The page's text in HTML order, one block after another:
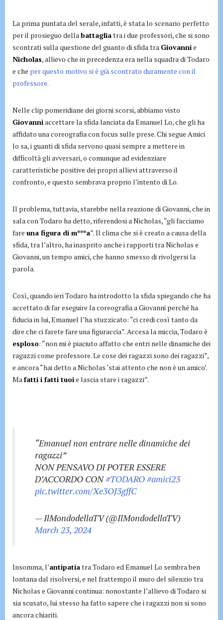
La prima puntata del serale, infatti, è stata lo scenario perfetto
per il prosieguo della battagliatra i due professori, che si sono
scontrati sulla questione del guanto di sfida tra Giovannie
Nicholas, allievo che in precedenza era nella squadra di Todaro
e che per questo motivo si è già scontrato duramente con il
professore.
Nelle clip pomeridiane dei giorni scorsi, abbiamo visto
Giovanniaccettare la sfida lanciata da Emanuel Lo, che gli ha
affidato una coreografia con focus sulle prese. Chi segue Amici
lo sa, i guanti di sfida servono quasi sempre a mettere in
difficoltà gli avversari, o comunque ad evidenziare
caratteristiche positive dei propri allievi attraverso il
confronto, e questo sembrava proprio l’intento di Lo.
Il problema, tuttavia, starebbe nella reazione di Giovanni, che in
sala con Todaro ha detto, riferendosi a Nicholas, “gli facciamo
fare una figura di m***a”. Il clima che si è creato a causa della
sfida, tra l’altro, ha inasprito anche i rapporti tra Nicholas e
Giovanni, un tempo amici, che hanno smesso di rivolgersi la
parola.
Così, quando ieri Todaro ha introdotto la sfida spiegando che ha
accettato di far eseguire la coreografia a Giovanni perché ha
fiducia in lui, Emanuel l’ha stuzzicato: “ci credi così tanto da
dire che ci farete fare una figuraccia”. Accesa la miccia, Todaro è
esploso: “non mi è piaciuto affatto che entri nelle dinamiche dei
ragazzi come professore. Le cose dei ragazzi sono dei ragazzi”,
e ancora “hai detto a Nicholas ‘stai attento che non è un amico’.
Ma fatti i fatti tuoie lascia stare i ragazzi”.
“Emanuel non entrare nelle dinamiche dei
ragazzi”
NON PENSAVO DI POTER ESSERE
D’ACCORDO CON#TODARO#amici23
pic.twitter.com/Xe3OJ3gffC
— IlMondodellaTV (@IlMondodellaTV)
March 23, 2024
Insomma, l’antipatiatra Todaro ed Emanuel Lo sembra ben
lontana dal risolversi, e nel frattempo il muro del silenzio tra
Nicholas e Giovanni continua: nonostante l’allievo di Todaro si
sia scusato, lui stesso ha fatto sapere che i ragazzi non si sono
ancora chiariti.